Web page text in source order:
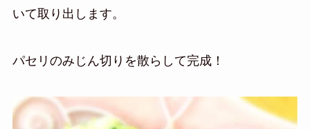
いて取り出します。
パセリのみじん切りを散らして完成！